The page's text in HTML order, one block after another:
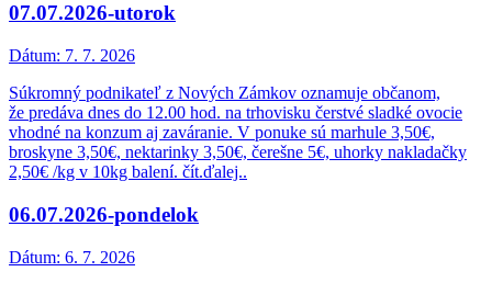
07.07.2026-utorok
Dátum: 7. 7. 2026
Súkromný podnikateľ z Nových Zámkov oznamuje občanom,
že predáva dnes do 12.00 hod. na trhovisku čerstvé sladké ovocie
vhodné na konzum aj zaváranie. V ponuke sú marhule 3,50€,
broskyne 3,50€, nektarinky 3,50€, čerešne 5€, uhorky nakladačky
2,50€ /kg v 10kg balení. čít.ďalej..
06.07.2026-pondelok
Dátum: 6. 7. 2026